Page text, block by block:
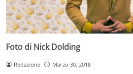
Foto di Nick Dolding
Redazione Marzo 30, 2018